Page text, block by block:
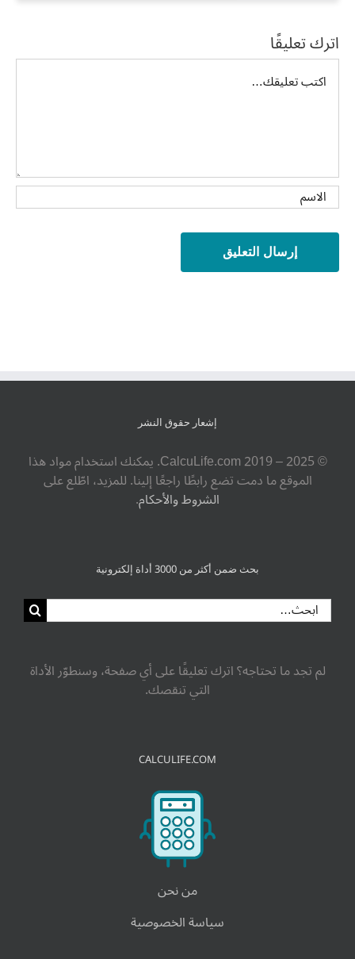
اترك تعليقًا
تعليق
إشعار حقوق النشر
© ‎CalcuLife.com‎ 2019 – 2025. يمكنك استخدام مواد هذا
الموقع ما دمت تضع رابطًا راجعًا إلينا. للمزيد، اطّلع على
الشروط والأحكام.
بحث ضمن أكثر من 3000 أداة إلكترونية
لم تجد ما تحتاجه؟ اترك تعليقًا على أي صفحة، وسنطوّر الأداة
التي تنقصك.
CALCULIFE.COM
من نحن
سياسة الخصوصية